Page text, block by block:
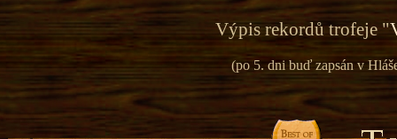
Výpis rekordů trofeje "
(po 5. dni buď zapsán v